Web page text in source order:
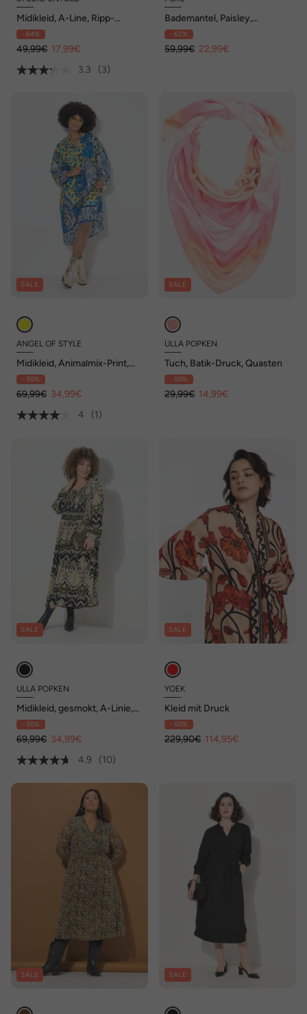
Midikleid, A-Line, Ripp-
Jersey, V-Ausschnitt,
Zierring, Langarm
- 64%
49,99€ 17,99€
3.3
(3)
Bademantel, Paisley,
Kimono-Form, 3/4-Arm,
Biobaumwolle
- 62%
59,99€ 22,99€
SALE
ANGEL OF STYLE
Midikleid, Animalmix-Print,
Langarm
- 50%
69,99€ 34,99€
4
(1)
SALE
ULLA POPKEN
Tuch, Batik-Druck, Quasten
- 50%
29,99€ 14,99€
SALE
ULLA POPKEN
Midikleid, gesmokt, A-Linie,
Rundhals, Langarm
- 50%
69,99€ 34,99€
4.9
(10)
SALE
YOEK
Kleid mit Druck
- 50%
229,90€ 114,95€
SALE SALE